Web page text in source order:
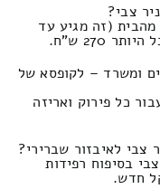
צבי?
מהבית (זה מגיע עד
ומשרד – לקופסא של
כל פירוק ואריזה
צבי לאיבזור שברירי?
בסיפוח רפידות